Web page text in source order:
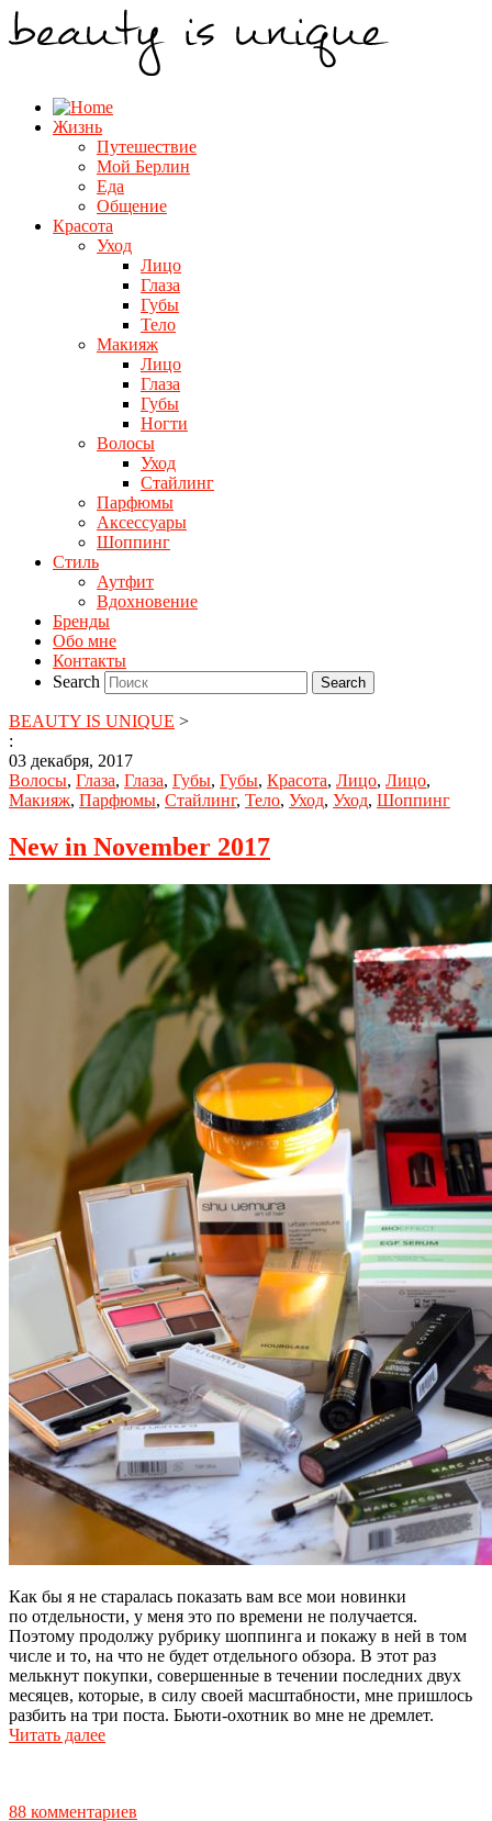
Жизнь
Путешествие
Мой Берлин
Еда
Общение
Красота
Уход
Лицо
Глаза
Губы
Тело
Макияж
Лицо
Глаза
Губы
Ногти
Волосы
Уход
Стайлинг
Парфюмы
Аксессуары
Шоппинг
Стиль
Аутфит
Вдохновение
Бренды
Обо мне
Контакты
Search
BEAUTY IS UNIQUE >
:
03 декабря, 2017
Волосы, Глаза, Глаза, Губы, Губы, Красота, Лицо, Лицо,
Макияж, Парфюмы, Стайлинг, Тело, Уход, Уход, Шоппинг
New in November 2017
Как бы я не старалась показать вам все мои новинки
по отдельности, у меня это по времени не получается.
Поэтому продолжу рубрику шоппинга и покажу в ней в том
числе и то, на что не будет отдельного обзора. В этот раз
мелькнут покупки, совершенные в течении последних двух
месяцев, которые, в силу своей масштабности, мне пришлось
разбить на три поста. Бьюти-охотник во мне не дремлет.
Читать далее
88 комментариев